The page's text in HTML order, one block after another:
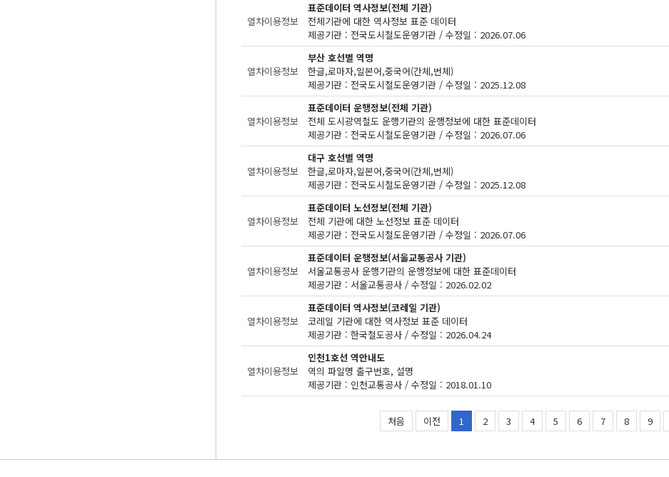
열차이용정보
표준데이터 역사정보(전체 기관)
전체기관에 대한 역사정보 표준 데이터
제공기관 : 전국도시철도운영기관 / 수정일 : 2026.07.06
열차이용정보
부산 호선별 역명
한글,로마자,일본어,중국어(간체,번체)
제공기관 : 전국도시철도운영기관 / 수정일 : 2025.12.08
열차이용정보
표준데이터 운행정보(전체 기관)
전체 도시광역철도 운행기관의 운행정보에 대한 표준데이터
제공기관 : 전국도시철도운영기관 / 수정일 : 2026.07.06
열차이용정보
대구 호선별 역명
한글,로마자,일본어,중국어(간체,번체)
제공기관 : 전국도시철도운영기관 / 수정일 : 2025.12.08
열차이용정보
표준데이터 노선정보(전체 기관)
전체 기관에 대한 노선정보 표준 데이터
제공기관 : 전국도시철도운영기관 / 수정일 : 2026.07.06
열차이용정보
표준데이터 운행정보(서울교통공사 기관)
서울교통공사 운행기관의 운행정보에 대한 표준데이터
제공기관 : 서울교통공사 / 수정일 : 2026.02.02
열차이용정보
표준데이터 역사정보(코레일 기관)
코레일 기관에 대한 역사정보 표준 데이터
제공기관 : 한국철도공사 / 수정일 : 2026.04.24
열차이용정보
인천1호선 역안내도
역의 파일명 출구번호, 설명
제공기관 : 인천교통공사 / 수정일 : 2018.01.10
처음 이전 1 2 3 4 5 6 7 8 9